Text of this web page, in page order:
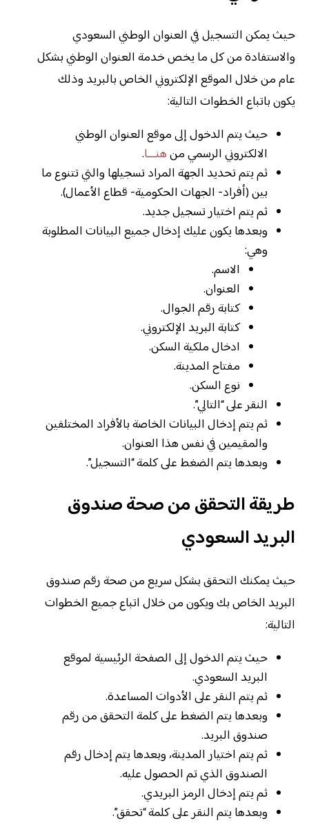
حيث يمكن التسجيل في العنوان الوطني السعودي
والاستفادة من كل ما يخص خدمة العنوان الوطني بشكل
عام من خلال الموقع الإلكتروني الخاص بالبريد وذلك
يكون باتباع الخطوات التالية:
حيث يتم الدخول إلى موقع العنوان الوطني
الالكتروني الرسمي منهنـــا.
ثم يتم تحديد الجهة المراد تسجيلها والتي تتنوع ما
بين (أفراد- الجهات الحكومية- قطاع الأعمال).
ثم يتم اختيار تسجيل جديد.
وبعدها يكون عليك إدخال جميع البيانات المطلوبة
وهي:
الاسم.
العنوان.
كتابة رقم الجوال.
كتابة البريد الإلكتروني.
ادخال ملكية السكن.
مفتاح المدينة.
نوع السكن.
النقر على “التالي”.
ثم يتم إدخال البيانات الخاصة بالأفراد المختلفين
والمقيمين في نفس هذا العنوان.
وبعدها يتم الضغط على كلمة “التسجيل”.
طريقة التحقق من صحة صندوق
البريد السعودي
حيث يمكنك التحقق بشكل سريع من صحة رقم صندوق
البريد الخاص بك ويكون من خلال اتباع جميع الخطوات
التالية:
حيث يتم الدخول إلى الصفحة الرئيسية لموقع
البريد السعودي.
ثم يتم النقر على الأدوات المساعدة.
وبعدها يتم الضغط على كلمة التحقق من رقم
صندوق البريد.
ثم يتم اختيار المدينة، وبعدها يتم إدخال رقم
الصندوق الذي تم الحصول عليه.
ثم يتم إدخال الرمز البريدي.
وبعدها يتم النقر على كلمة “تحقق”.